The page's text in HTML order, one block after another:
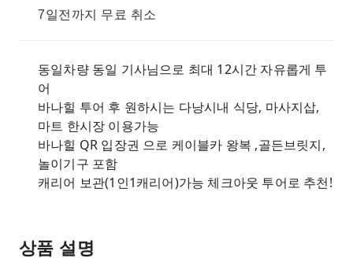
7일전까지 무료 취소
동일차량 동일 기사님으로 최대 12시간 자유롭게 투
어
바나힐 투어 후 원하시는 다낭시내 식당, 마사지삽,
마트 한시장 이용가능
바나힐 QR 입장권 으로 케이블카 왕복 ,골든브릿지,
놀이기구 포함
캐리어 보관(1인1캐리어)가능 체크아웃 투어로 추천!
상품 설명